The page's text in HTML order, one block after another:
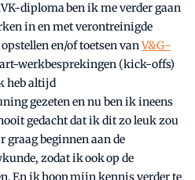
diploma ben ik me verder gaan
in en met verontreinigde
en/of toetsen vanV&G-
werkbesprekingen (kick-offs)
heb altijd
gezeten en nu ben ik ineens
gedacht dat ik dit zo leuk zou
beginnen aan de
zodat ik ook op de
En ik hoop mijn kennis verder te